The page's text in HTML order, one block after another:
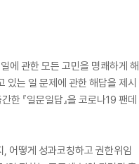
에 관한 모든 고민을 명쾌하게 해
있는 일 문제에 관한 해답을 제시
『일문일답』을 코로나19 팬데
어떻게 성과코칭하고 권한위임